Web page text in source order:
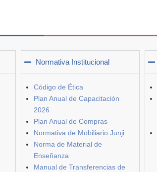
Normativa Institucional
Código de Ética
Plan Anual de Capacitación
2026
Plan Anual de Compras
Normativa de Mobiliario Junji
Norma de Material de
Enseñanza
Manual de Transferencias de